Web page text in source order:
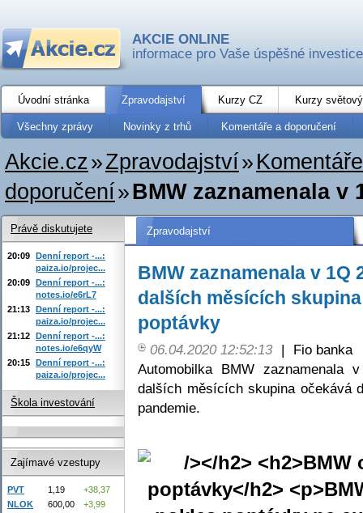
AKCIE ONLINE
informace pro Vaše úspěšné investice
Úvodní stránka Zpravodajství Kurzy CZ Kurzy
Všechny zprávy Novinky z trhů Komentáře a doporučení
Akcie.cz»Zpravodajství»
doporučení»BMW zaznamenala
Zpravodajství
BMW zaznamenala v 1Q
dalších měsících
poptávky
06.04.2020 12:52:13 |
Fio banka
Automobilka BMW
dalších měsících skupina očekává
pandemie.
Právě diskutujete
20:09 Denní report -...:
paiza.io/projec...
20:09 Denní report -...:
notes.io/e6rL7
21:13 Denní report -...:
paiza.io/projec...
21:12 Denní report -...:
notes.io/e6qyW
20:15 Denní report -...:
paiza.io/projec...
Škola investování
Zajímavé vzestupy
PVT 1,19
+38,37
NLOK
600,00
+3,99